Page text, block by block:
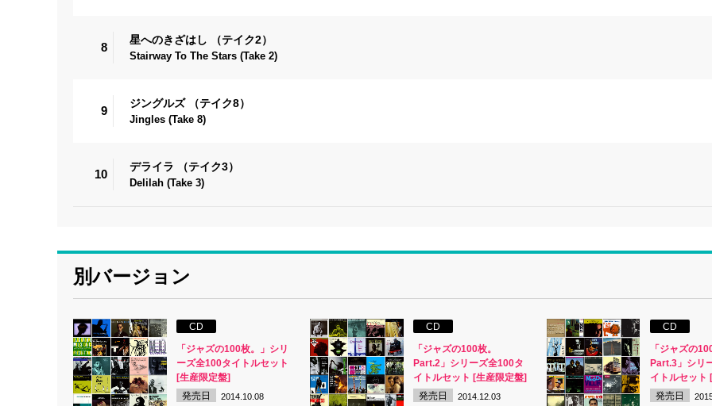
8
星へのきざはし （テイク2）
Stairway To The Stars (Take 2)
9
ジングルズ （テイク8）
Jingles (Take 8)
10
デライラ （テイク3）
Delilah (Take 3)
別バージョン
CD
「ジャズの100枚。」シリ
ーズ全100タイトルセット
[生産限定盤]
発売日
2014.10.08
CD
「ジャズの100枚。
Part.2」シリーズ全100タ
イトルセット [生産限定盤]
発売日
2014.12.03
CD
「ジャズの
Part.3」シリ
イトルセット
発売日